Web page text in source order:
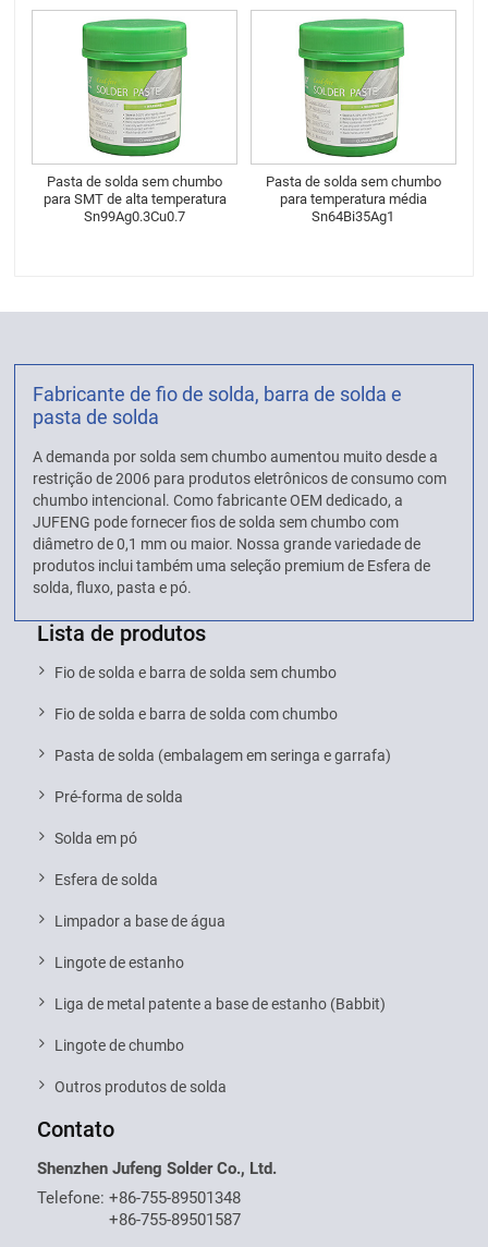
Pasta de solda sem chumbo
para SMT de alta temperatura
Sn99Ag0.3Cu0.7
Pasta de solda sem chumbo
para temperatura média
Sn64Bi35Ag1
Fabricante de fio de solda, barra de solda e
pasta de solda
A demanda por solda sem chumbo aumentou muito desde a
restrição de 2006 para produtos eletrônicos de consumo com
chumbo intencional. Como fabricante OEM dedicado, a
JUFENG pode fornecer fios de solda sem chumbo com
diâmetro de 0,1 mm ou maior. Nossa grande variedade de
produtos inclui também uma seleção premium de Esfera de
solda, fluxo, pasta e pó.
Lista de produtos
Fio de solda e barra de solda sem chumbo
Fio de solda e barra de solda com chumbo
Pasta de solda (embalagem em seringa e garrafa)
Pré-forma de solda
Solda em pó
Esfera de solda
Limpador a base de água
Lingote de estanho
Liga de metal patente a base de estanho (Babbit)
Lingote de chumbo
Outros produtos de solda
Contato
Shenzhen Jufeng Solder Co., Ltd.
Telefone:+86-755-89501348
+86-755-89501587